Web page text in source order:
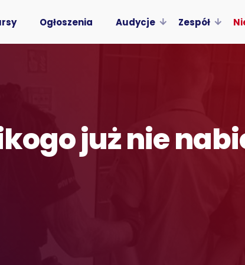
Ogłoszenia Audycje Zespół
już nie